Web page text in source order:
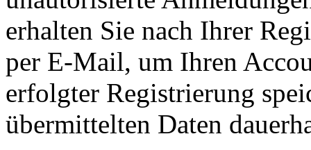
erhalten Sie nach Ihrer
per E-Mail, um Ihren
erfolgter Registrierung
übermittelten Daten